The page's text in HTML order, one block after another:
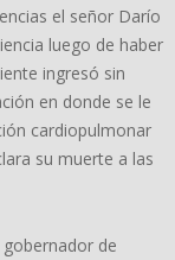
el señor Darío
luego de haber
ingresó sin
en donde se le
cardiopulmonar
su muerte a las
de